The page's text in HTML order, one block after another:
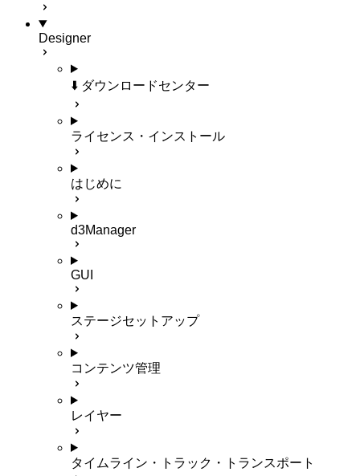
Designer
⬇️ ダウンロードセンター
ライセンス・インストール
はじめに
d3Manager
GUI
ステージセットアップ
コンテンツ管理
レイヤー
タイムライン・トラック・トランスポート